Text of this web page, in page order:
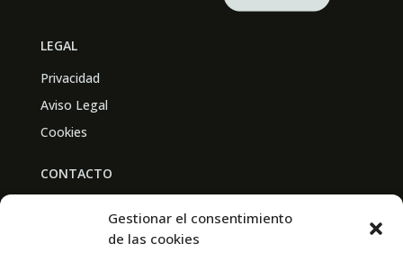
Gestionar el consentimiento
de las cookies
LEGAL
Privacidad
Aviso Legal
Cookies
CONTACTO
Av. Real Academia de Medicina